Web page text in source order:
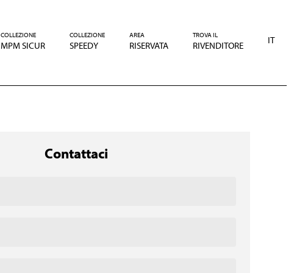
COLLEZIONE
MPM SICUR
COLLEZIONE
SPEEDY
AREA
RISERVATA
TROVA IL
RIVENDITORE IT
Contattaci